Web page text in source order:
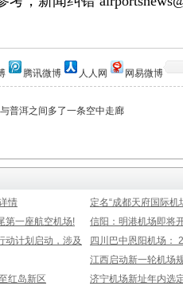
腾讯微博 人人网 网易微博
普洱之间多了一条空中走廊
情
定名“成都天府国际
第一座航空机场!
信阳：明港机场即将
动计划启动，涉及
四川巴中恩阳机场：
江西启动新一轮机场
红岛新区
济宁机场新址年内选